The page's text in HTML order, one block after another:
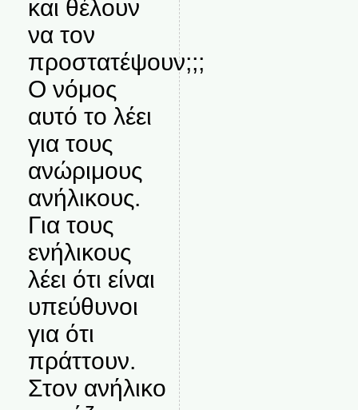
και θέλουν
να τον
προστατέψουν;;;
Ο νόμος
αυτό το λέει
για τους
ανώριμους
ανήλικους.
Για τους
ενήλικους
λέει ότι είναι
υπεύθυνοι
για ότι
πράττουν.
Στον ανήλικο